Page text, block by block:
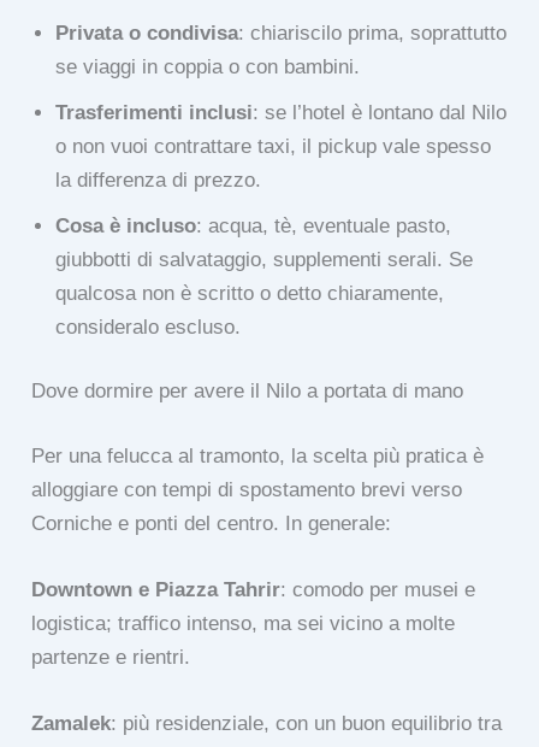
Privata o condivisa: chiariscilo prima, soprattutto
se viaggi in coppia o con bambini.
Trasferimenti inclusi: se l’hotel è lontano dal Nilo
o non vuoi contrattare taxi, il pickup vale spesso
la differenza di prezzo.
Cosa è incluso: acqua, tè, eventuale pasto,
giubbotti di salvataggio, supplementi serali. Se
qualcosa non è scritto o detto chiaramente,
consideralo escluso.
Dove dormire per avere il Nilo a portata di mano
Per una felucca al tramonto, la scelta più pratica è
alloggiare con tempi di spostamento brevi verso
Corniche e ponti del centro. In generale:
Downtown e Piazza Tahrir: comodo per musei e
logistica; traffico intenso, ma sei vicino a molte
partenze e rientri.
Zamalek: più residenziale, con un buon equilibrio tra